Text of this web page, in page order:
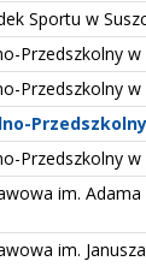
Sportu w
Przedszkolny
Przedszkolny w
Przedszkolny
im.
im.